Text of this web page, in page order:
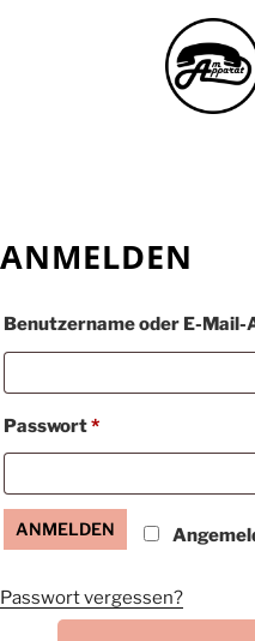
AM APPARAT
ANMELDEN
Benutzername oder E-Mail-
Passwort*Erforderlich
ANMELDEN
Passwort vergessen?